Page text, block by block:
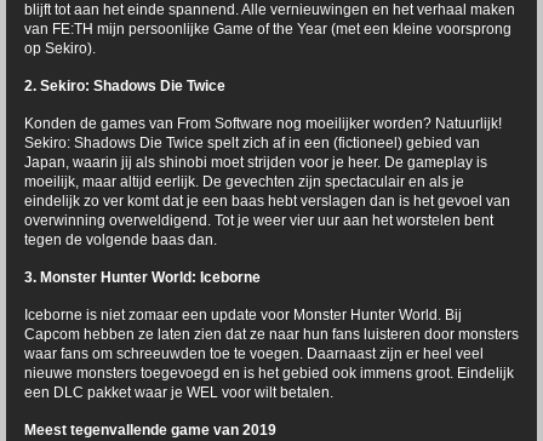
blijft tot aan het einde spannend. Alle vernieuwingen en het verhaal maken
van FE:TH mijn persoonlijke Game of the Year (met een kleine voorsprong
op Sekiro).
2. Sekiro: Shadows Die Twice
Konden de games van From Software nog moeilijker worden? Natuurlijk!
Sekiro: Shadows Die Twice spelt zich af in een (fictioneel) gebied van
Japan, waarin jij als shinobi moet strijden voor je heer. De gameplay is
moeilijk, maar altijd eerlijk. De gevechten zijn spectaculair en als je
eindelijk zo ver komt dat je een baas hebt verslagen dan is het gevoel van
overwinning overweldigend. Tot je weer vier uur aan het worstelen bent
tegen de volgende baas dan.
3. Monster Hunter World: Iceborne
Iceborne is niet zomaar een update voor Monster Hunter World. Bij
Capcom hebben ze laten zien dat ze naar hun fans luisteren door monsters
waar fans om schreeuwden toe te voegen. Daarnaast zijn er heel veel
nieuwe monsters toegevoegd en is het gebied ook immens groot. Eindelijk
een DLC pakket waar je WEL voor wilt betalen.
Meest tegenvallende game van 2019